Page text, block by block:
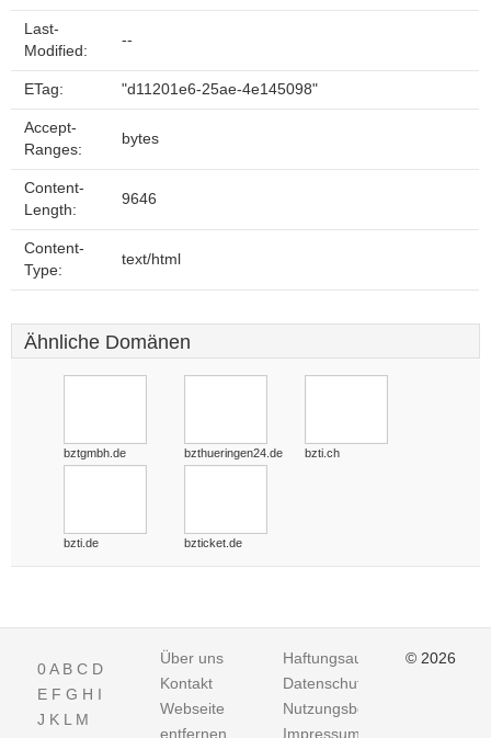
Last-
Modified:
--
ETag: "d11201e6-25ae-4e145098"
Accept-
Ranges:
bytes
Content-
Length:
9646
Content-
Type:
text/html
Ähnliche Domänen
bztgmbh.de bzthueringen24.de bzti.ch
bzti.de bzticket.de
0A B C D
E F G H I
J K L M
Über uns
Kontakt
Webseite
entfernen
Haftungsausschluss
Datenschutz
Nutzungsbedingungen
Impressum
© 2026